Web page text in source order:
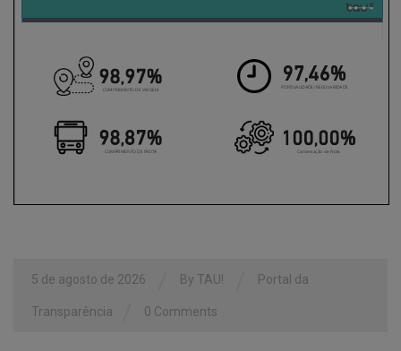
5 de agosto de 2026 By TAU! Portal da
Transparência 0 Comments